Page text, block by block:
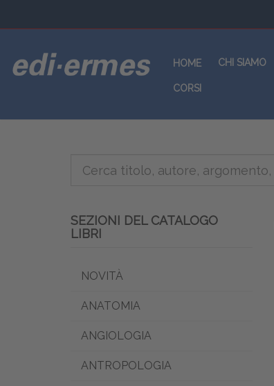
HOME CHI SIAMO
CORSI
SEZIONI DEL CATALOGO
LIBRI
NOVITÀ
ANATOMIA
ANGIOLOGIA
ANTROPOLOGIA